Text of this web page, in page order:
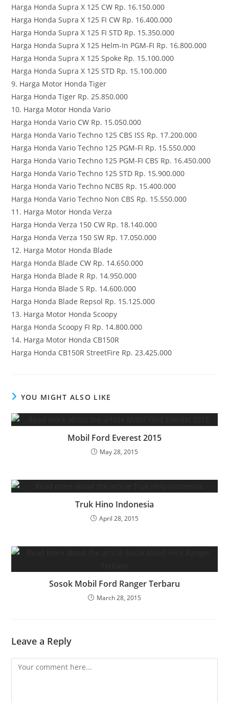
Harga Honda Supra X 125 CW Rp. 16.150.000
Harga Honda Supra X 125 FI CW Rp. 16.400.000
Harga Honda Supra X 125 FI STD Rp. 15.350.000
Harga Honda Supra X 125 Helm-In PGM-FI Rp. 16.800.000
Harga Honda Supra X 125 Spoke Rp. 15.100.000
Harga Honda Supra X 125 STD Rp. 15.100.000
9. Harga Motor Honda Tiger
Harga Honda Tiger Rp. 25.850.000
10. Harga Motor Honda Vario
Harga Honda Vario CW Rp. 15.050.000
Harga Honda Vario Techno 125 CBS ISS Rp. 17.200.000
Harga Honda Vario Techno 125 PGM-FI Rp. 15.550.000
Harga Honda Vario Techno 125 PGM-FI CBS Rp. 16.450.000
Harga Honda Vario Techno 125 STD Rp. 15.900.000
Harga Honda Vario Techno NCBS Rp. 15.400.000
Harga Honda Vario Techno Non CBS Rp. 15.550.000
11. Harga Motor Honda Verza
Harga Honda Verza 150 CW Rp. 18.140.000
Harga Honda Verza 150 SW Rp. 17.050.000
12. Harga Motor Honda Blade
Harga Honda Blade CW Rp. 14.650.000
Harga Honda Blade R Rp. 14.950.000
Harga Honda Blade S Rp. 14.600.000
Harga Honda Blade Repsol Rp. 15.125.000
13. Harga Motor Honda Scoopy
Harga Honda Scoopy FI Rp. 14.800.000
14. Harga Motor Honda CB150R
Harga Honda CB150R StreetFire Rp. 23.425.000
YOU MIGHT ALSO LIKE
Mobil Ford Everest 2015
May 28, 2015
Truk Hino Indonesia
April 28, 2015
Sosok Mobil Ford Ranger Terbaru
March 28, 2015
Leave a Reply
Comment